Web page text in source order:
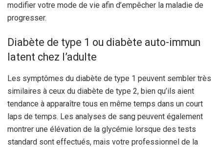
modifier votre mode de vie afin d’empêcher la maladie de
progresser.
Diabète de type 1 ou diabète auto-immun
latent chez l’adulte
Les symptômes du diabète de type 1 peuvent sembler très
similaires à ceux du diabète de type 2, bien qu’ils aient
tendance à apparaître tous en même temps dans un court
laps de temps. Les analyses de sang peuvent également
montrer une élévation de la glycémie lorsque des tests
standard sont effectués, mais votre professionnel de la